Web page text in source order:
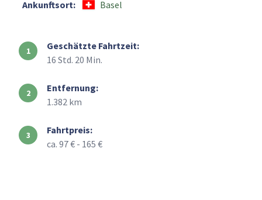
Ankunftsort:
Basel
Geschätzte Fahrtzeit:
16 Std. 20 Min.
Entfernung:
1.382 km
Fahrtpreis:
ca. 97 € - 165 €